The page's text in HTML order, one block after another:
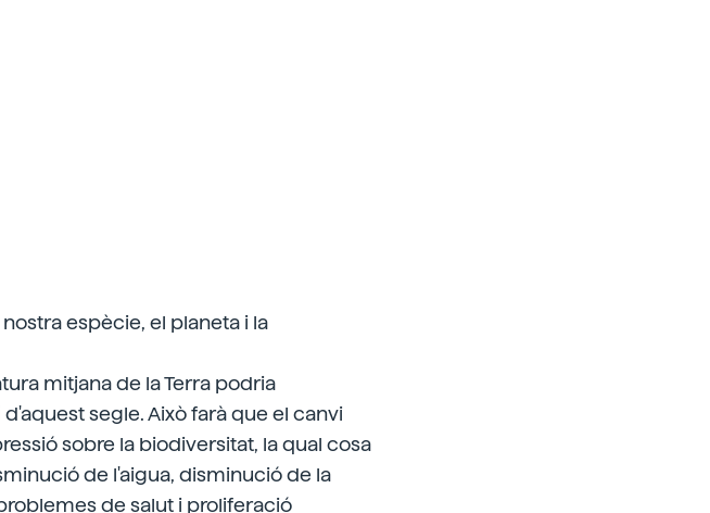
espècie, el planeta i la
mitjana de la Terra podria
segle. Això farà que el canvi
sobre la biodiversitat, la qual cosa
de l'aigua, disminució de la
de salut i proliferació